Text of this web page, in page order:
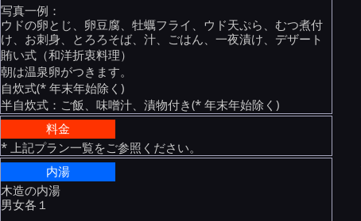
写真一例：
ウドの卵とじ、卵豆腐、牡蠣フライ、ウド天ぷら、むつ煮付
け、お刺身、とろろそば、汁、ごはん、一夜漬け、デザート
賄い式（和洋折衷料理）
朝は温泉卵がつきます。
自炊式(* 年末年始除く)
半自炊式：ご飯、味噌汁、漬物付き(* 年末年始除く)
料金
* 上記プラン一覧をご参照ください。
内湯
木造の内湯
男女各１